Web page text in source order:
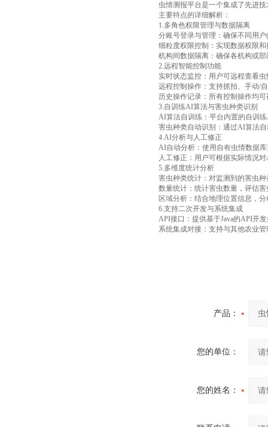
虫情测报平台是一个集成了先进
主要特点的详细解析：
1.多角色权限管理与数据隔离
分账号登录与管理：确保不同用
细粒度权限控制：实现数据权限
机构间数据隔离：确保各机构或
2.远程智能控制功能
实时状态监控：用户可远程查看
远程控制操作：支持抓拍、手动/
历史操作记录：所有控制操作均
3.自训练AI算法与害虫种类识别
AI算法自训练：平台内置的自训
害虫种类自动识别：通过AI算法
4.AI分析与人工修正
AI自动分析：使用自有虫情数据
人工修正：用户可根据实际情况
5.多维度统计分析
害虫种类统计：对监测到的害虫
数量统计：统计害虫数量，评估
区域分析：结合地理位置信息，
6.支持二次开发与系统集成
API接口：提供基于Java的API开
系统集成对接：支持与其他农业
产品：
您的单位：
您的姓名：